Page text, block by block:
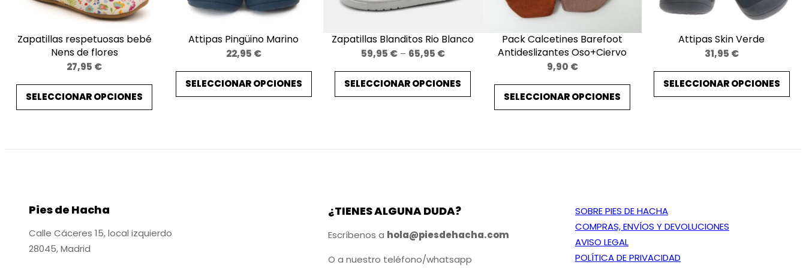
ó
o
Zapatillas respetuosas bebé
Nens de flores
27,95 €
SELECCIONAR OPCIONES
Attipas Pingüino Marino
22,95 €
SELECCIONAR OPCIONES
Zapatillas Blanditos Rio Blanco
59,95 € – 65,95 €Price
range:
59,95 €
through
SELECCIONAR OPCIONES
Pack Calcetines Barefoot
Antideslizantes Oso+Ciervo
9,90 €
SELECCIONAR OPCIONES
Attipas Skin Verde
31,95 €
SELECCIONAR OPCIONES
Pies de Hacha
Calle Cáceres 15, local izquierdo
28045, Madrid
¿TIENES ALGUNA DUDA?
Escríbenos a hola@piesdehacha.com
O a nuestro teléfono/whatsapp
SOBRE PIES DE HACHA
COMPRAS, ENVÍOS Y DEVOLUCIONES
AVISO LEGAL
POLÍTICA DE PRIVACIDAD